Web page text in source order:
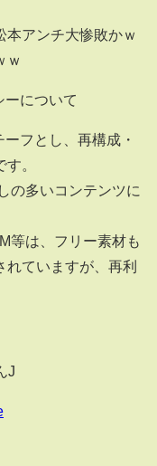
アンチ大惨敗かｗ
ｗ
ーについて
フとし、再構成・
。
の多いコンテンツに
等は、フリー素材も
れていますが、再利
J